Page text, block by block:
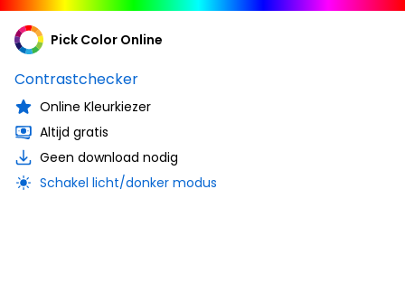
Pick Color Online
Contrastchecker
Online Kleurkiezer
Altijd gratis
Geen download nodig
Schakel licht/donker modus